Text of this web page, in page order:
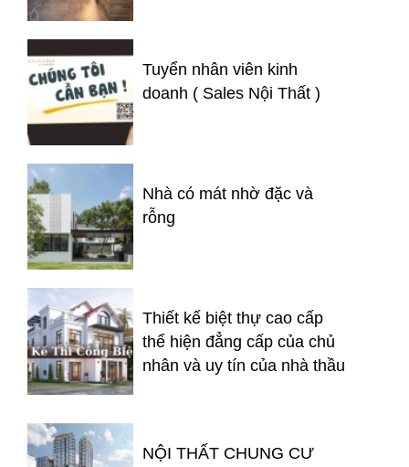
Tuyển nhân viên kinh
doanh ( Sales Nội Thất )
Nhà có mát nhờ đặc và
rỗng
Thiết kế biệt thự cao cấp
thể hiện đẳng cấp của chủ
nhân và uy tín của nhà thầu
NỘI THẤT CHUNG CƯ